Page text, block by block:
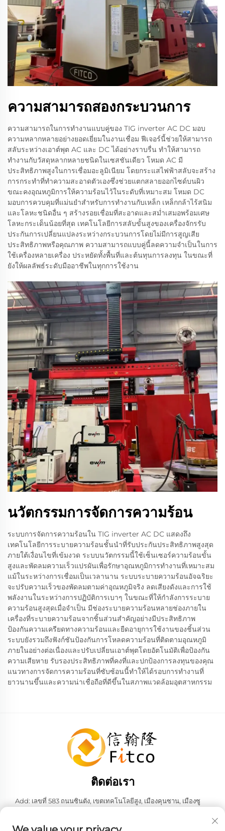
ความสามารถสองกระบวนการ
ความสามารถในการทำงานแบบคู่ของ TIG inverter AC DC มอบ
ความหลากหลายอย่างยอดเยี่ยมในงานเชื่อม ฟีเจอร์นี้ช่วยให้สามารถ
สลับระหว่างเอาต์พุต AC และ DC ได้อย่างราบรื่น ทำให้สามารถ
ทำงานกับวัสดุหลากหลายชนิดในเซสชันเดียว โหมด AC มี
ประสิทธิภาพสูงในการเชื่อมอะลูมิเนียม โดยกระแสไฟฟ้าสลับจะสร้าง
การกระทำที่ทำความสะอาดตัวเองซึ่งช่วยแตกสลายออกไซด์บนผิว
ขณะคงอุณหภูมิการให้ความร้อนไว้ในระดับที่เหมาะสม โหมด DC
มอบการควบคุมที่แม่นยำสำหรับการทำงานกับเหล็ก เหล็กกล้าไร้สนิม
และโลหะชนิดอื่น ๆ สร้างรอยเชื่อมที่สะอาดและสม่ำเสมอพร้อมเศษ
โลหะกระเด็นน้อยที่สุด เทคโนโลยีการสลับขั้นสูงของเครื่องจักรรับ
ประกันการเปลี่ยนแปลงระหว่างกระบวนการโดยไม่มีการสูญเสีย
ประสิทธิภาพหรือคุณภาพ ความสามารถแบบคู่นี้ลดความจำเป็นในการ
ใช้เครื่องหลายเครื่อง ประหยัดทั้งพื้นที่และต้นทุนการลงทุน ในขณะที่
ยังให้ผลลัพธ์ระดับมืออาชีพในทุกการใช้งาน
นวัตกรรมการจัดการความร้อน
ระบบการจัดการความร้อนใน TIG inverter AC DC แสดงถึง
เทคโนโลยีการระบายความร้อนชั้นนำที่รับประกันประสิทธิภาพสูงสุด
ภายใต้เงื่อนไขที่เข้มงวด ระบบนวัตกรรมนี้ใช้เซ็นเซอร์ความร้อนขั้น
สูงและพัดลมความเร็วแปรผันเพื่อรักษาอุณหภูมิการทำงานที่เหมาะสม
แม้ในระหว่างการเชื่อมเป็นเวลานาน ระบบระบายความร้อนอัจฉริยะ
จะปรับความเร็วของพัดลมตามค่าอุณหภูมิจริง ลดเสียงดังและการใช้
พลังงานในระหว่างการปฏิบัติการเบาๆ ในขณะที่ให้กำลังการระบาย
ความร้อนสูงสุดเมื่อจำเป็น มีช่องระบายความร้อนหลายช่องภายใน
เครื่องที่ระบายความร้อนจากชิ้นส่วนสำคัญอย่างมีประสิทธิภาพ
ป้องกันความเครียดทางความร้อนและยืดอายุการใช้งานของชิ้นส่วน
ระบบยังรวมถึงฟังก์ชันป้องกันการโหลดความร้อนที่ติดตามอุณหภูมิ
ภายในอย่างต่อเนื่องและปรับเปลี่ยนเอาต์พุตโดยอัตโนมัติเพื่อป้องกัน
ความเสียหาย รับรองประสิทธิภาพที่คงที่และปกป้องการลงทุนของคุณ
แนวทางการจัดการความร้อนที่ซับซ้อนนี้ทำให้ได้รอบการทำงานที่
ยาวนานขึ้นและความน่าเชื่อถือที่ดีขึ้นในสภาพแวดล้อมอุตสาหกรรม
ติดต่อเรา
Add: เลขที่ 583 ถนนซินตัง, เขตเทคโนโลยีสูง, เมืองคุนซาน, เมืองซู
โทรศัพท์:+86-137 6186 0079